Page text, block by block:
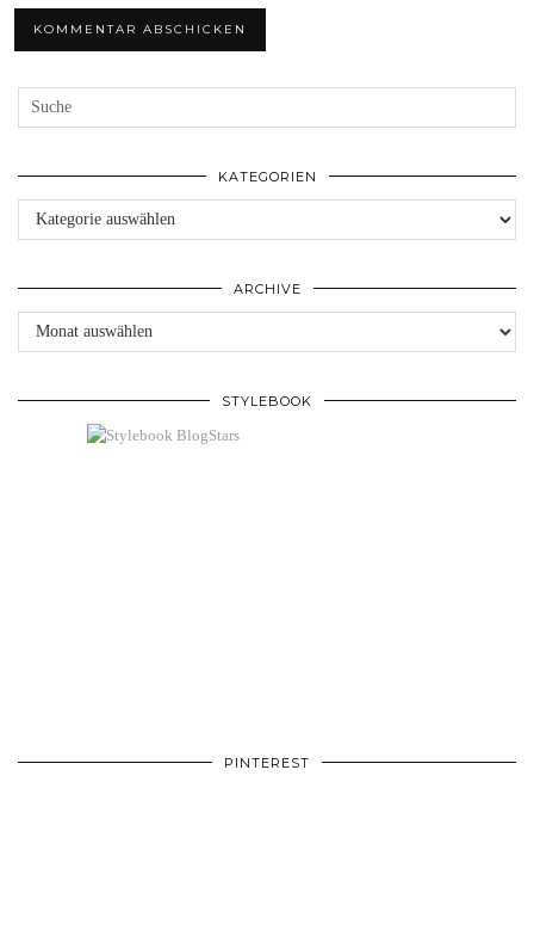
KATEGORIEN
Kategorien
ARCHIVE
Archive
STYLEBOOK
PINTEREST